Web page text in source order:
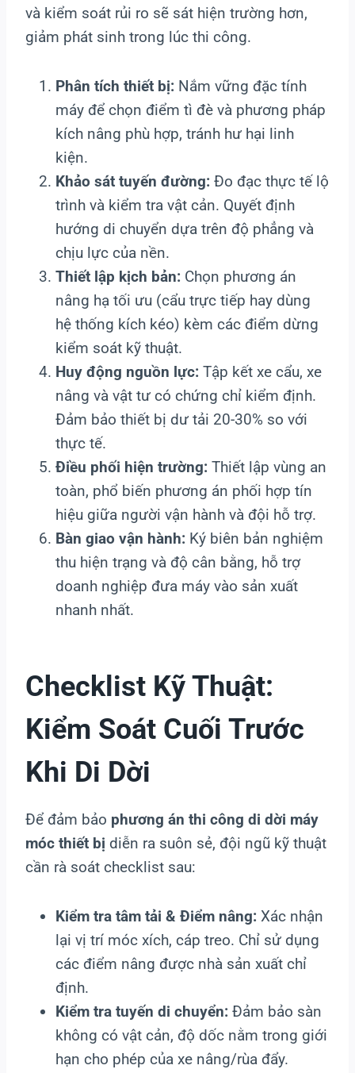
và kiểm soát rủi ro sẽ sát hiện trường hơn,
giảm phát sinh trong lúc thi công.
Phân tích thiết bị: Nắm vững đặc tính
máy để chọn điểm tì đè và phương pháp
kích nâng phù hợp, tránh hư hại linh
kiện.
Khảo sát tuyến đường: Đo đạc thực tế lộ
trình và kiểm tra vật cản. Quyết định
hướng di chuyển dựa trên độ phẳng và
chịu lực của nền.
Thiết lập kịch bản: Chọn phương án
nâng hạ tối ưu (cẩu trực tiếp hay dùng
hệ thống kích kéo) kèm các điểm dừng
kiểm soát kỹ thuật.
Huy động nguồn lực: Tập kết xe cẩu, xe
nâng và vật tư có chứng chỉ kiểm định.
Đảm bảo thiết bị dư tải 20-30% so với
thực tế.
Điều phối hiện trường: Thiết lập vùng an
toàn, phổ biến phương án phối hợp tín
hiệu giữa người vận hành và đội hỗ trợ.
Bàn giao vận hành: Ký biên bản nghiệm
thu hiện trạng và độ cân bằng, hỗ trợ
doanh nghiệp đưa máy vào sản xuất
nhanh nhất.
Checklist Kỹ Thuật:
Kiểm Soát Cuối Trước
Khi Di Dời
Để đảm bảo phương án thi công di dời máy
móc thiết bị diễn ra suôn sẻ, đội ngũ kỹ thuật
cần rà soát checklist sau:
Kiểm tra tâm tải & Điểm nâng: Xác nhận
lại vị trí móc xích, cáp treo. Chỉ sử dụng
các điểm nâng được nhà sản xuất chỉ
định.
Kiểm tra tuyến di chuyển: Đảm bảo sàn
không có vật cản, độ dốc nằm trong giới
hạn cho phép của xe nâng/rùa đẩy.